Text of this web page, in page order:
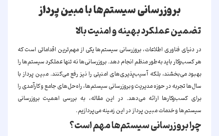
بروزرسانی سیستم‌ها بامبین پرداز
تضمین عملکرد بهینه و امنیت بالا
در دنیای فناوری اطلاعات، بروزرسانی سیستم‌ها یکی از مهم‌ترین اقداماتی است که
هر کسب‌وکار باید به‌طور منظم انجام دهد. بروزرسانی‌ها نه تنها عملکرد سیستم‌ها را
بهبود می‌بخشند، بلکه آسیب‌پذیری‌های امنیتی را نیز رفع می‌کنند. مبین پردازبا
سال‌ها تجربه در حوزه مدیریت و بروزرسانی سیستم‌ها، راه‌حل‌های جامع و کارآمدی را
برای کسب‌وکارها ارائه می‌دهد. در این مقاله، به بررسی اهمیت بروزرسانی
سیستم‌ها و خدمات مبین پرداز در این زمینه می‌پردازیم.
چرا بروزرسانی سیستم‌ها مهم است؟